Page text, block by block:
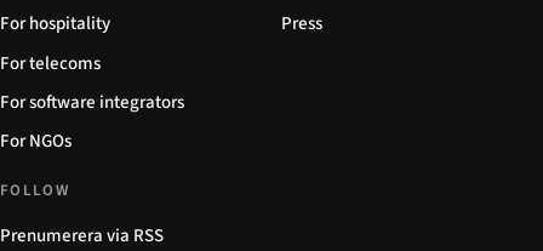
For hospitality
For telecoms
For software integrators
For NGOs
Press
FOLLOW
Prenumerera via RSS